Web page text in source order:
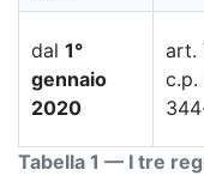
Tabella 1 — I tre
dal 1°
gennaio
2020
art.
c.p.